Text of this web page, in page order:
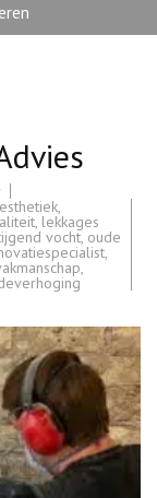
esthetiek,
, lekkages
vocht, oude
,
,